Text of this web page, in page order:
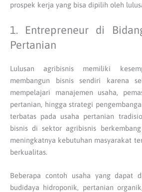
prospek kerja yang bisa dipilih oleh
1. Entrepreneur di
Pertanian
Lulusan agribisnis memiliki
membangun bisnis sendiri karena
mempelajari manajemen usaha,
pertanian, hingga strategi
terbatas pada usaha pertanian
bisnis di sektor agribisnis
meningkatnya kebutuhan masyarakat
berkualitas.
Beberapa contoh usaha yang dapat
budidaya hidroponik, pertanian